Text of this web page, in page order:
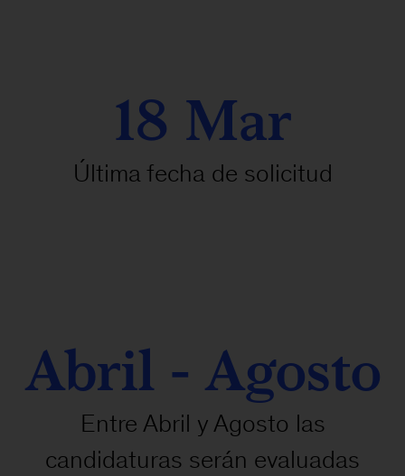
18 Mar
Última fecha de solicitud
Abril - Agosto
Entre Abril y Agosto las
candidaturas serán evaluadas